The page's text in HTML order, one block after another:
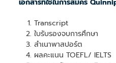
เอกสารที่ใช้ในการสมัคร
Transcript
ใบรับรองจบการศึกษา
สำเนาพาสปอร์ต
ผลคะแนน TOEFL/ IELTS